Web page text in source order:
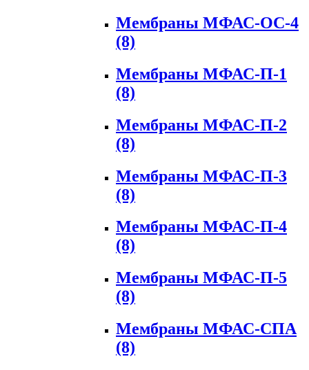
Мембраны МФАС-ОС-4
(8)
Мембраны МФАС-П-1
(8)
Мембраны МФАС-П-2
(8)
Мембраны МФАС-П-3
(8)
Мембраны МФАС-П-4
(8)
Мембраны МФАС-П-5
(8)
Мембраны МФАС-СПА
(8)